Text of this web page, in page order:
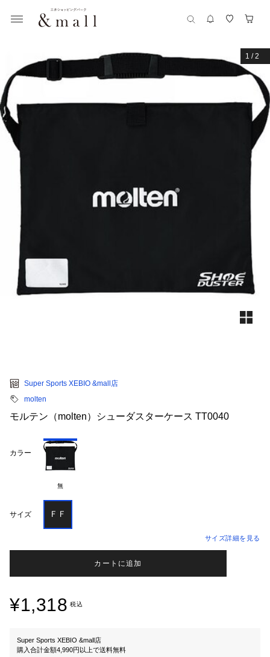
1 /2
Super Sports XEBIO &mall店
molten
モルテン（molten）シューダスターケース TT0040
カラー
無
サイズ ＦＦ
サイズ詳細を見る
カートに追加
¥1,318 税込
Super Sports XEBIO &mall店
購入合計金額4,990円以上で送料無料